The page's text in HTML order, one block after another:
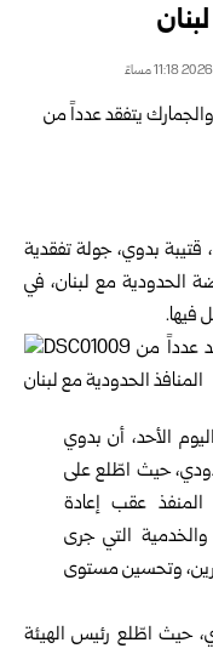
، قتيبة بدوي، جولة تفقدية
الحدودية مع لبنان، في
فيها.
الأحد، أن بدوي
حيث اطّلع على
عقب إعادة
والخدمية التي جرى
وتحسين مستوى
حيث اطّلع رئيس الهيئة